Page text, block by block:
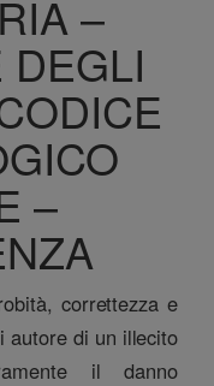
–
–
correttezza e
autore di un illecito
il danno